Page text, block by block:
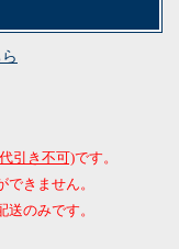
引き不可)です。
きません。
のみです。